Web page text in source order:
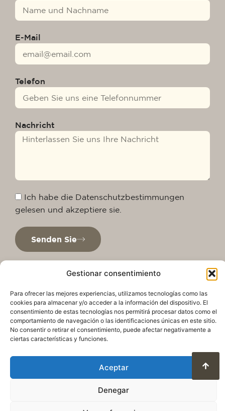
Gestionar consentimiento
Para ofrecer las mejores experiencias, utilizamos tecnologías como las
cookies para almacenar y/o acceder a la información del dispositivo. El
consentimiento de estas tecnologías nos permitirá procesar datos como el
comportamiento de navegación o las identificaciones únicas en este sitio.
No consentir o retirar el consentimiento, puede afectar negativamente a
ciertas características y funciones.
Aceptar
Denegar
E-Mail
Telefon
Nachricht
Ich habe die Datenschutzbestimmungen
gelesen und akzeptiere sie.
Senden Sie
DatenschutzrichtlinieRechtlicher Hinweis
Nutzungsbedingungen und Datenschutz